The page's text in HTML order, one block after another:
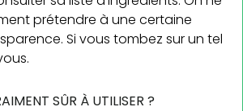
prétendre à une certaine
Si vous tombez sur un tel
SÛR À UTILISER ?